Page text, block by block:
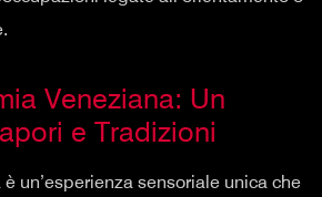
Veneziana: Un
e Tradizioni
un’esperienza sensoriale unica che